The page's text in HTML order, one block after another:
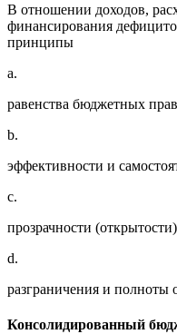
В отношении доходов,
финансирования
принципы
a.
равенства бюджетных
b.
эффективности и
c.
прозрачности
d.
разграничения и полноты
Консолидированный